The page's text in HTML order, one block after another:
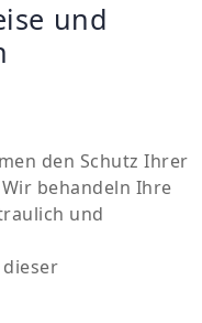
und
den Schutz Ihrer
behandeln Ihre
und